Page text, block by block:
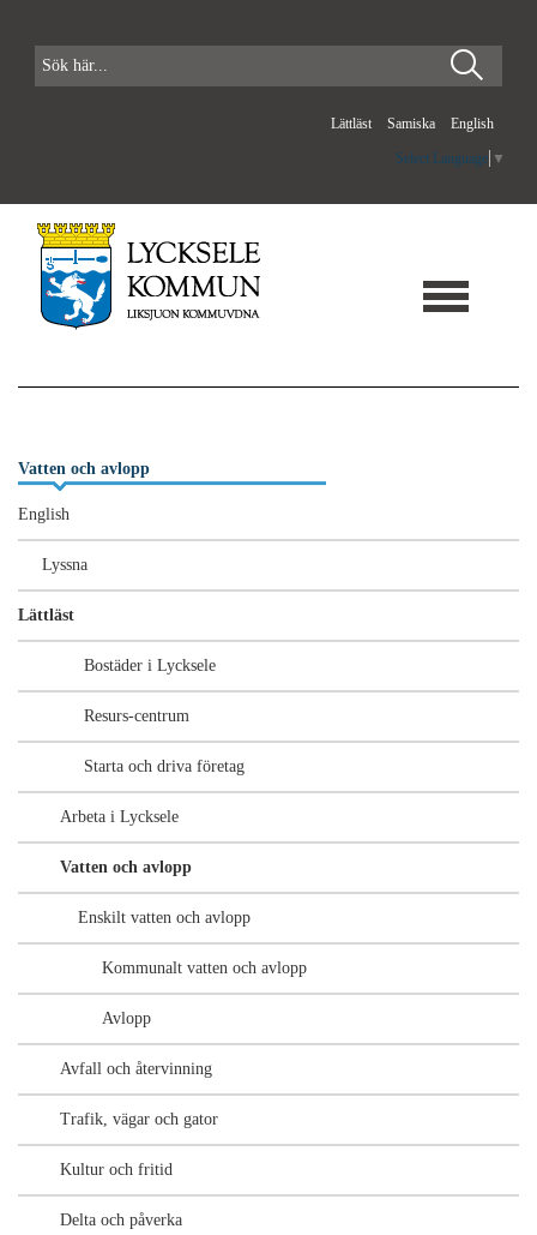
Lättläst Samiska English
Select Language ▼
Vatten och avlopp
English
Lyssna
Lättläst
Bostäder i Lycksele
Resurs-centrum
Starta och driva företag
Arbeta i Lycksele
Vatten och avlopp
Enskilt vatten och avlopp
Kommunalt vatten och avlopp
Avlopp
Avfall och återvinning
Trafik, vägar och gator
Kultur och fritid
Delta och påverka